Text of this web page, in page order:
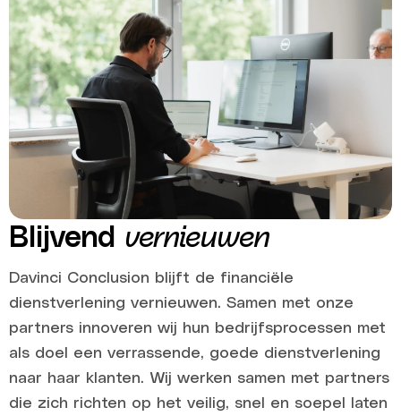
Blijvend vernieuwen
Davinci Conclusion blijft de financiële
dienstverlening vernieuwen. Samen met onze
partners innoveren wij hun bedrijfsprocessen met
als doel een verrassende, goede dienstverlening
naar haar klanten. Wij werken samen met partners
die zich richten op het veilig, snel en soepel laten